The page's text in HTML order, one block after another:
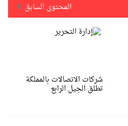
المحتوى السابق
شركات الاتصالات بالمملكة
تطلق الجيل الرابع